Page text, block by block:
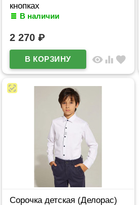
кнопках
В наличии
2 270 ₽
visibility equalizer favorite
Сорочка детская (Делорас)